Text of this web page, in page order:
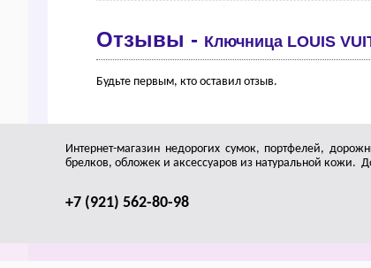
Отзывы - Ключница LОUIS
Будьте первым, кто оставил отзыв.
Интернет-магазин недорогих сумок, портфелей,
брелков, обложек и аксессуаров из натуральной кожи.
+7 (921) 562-80-98